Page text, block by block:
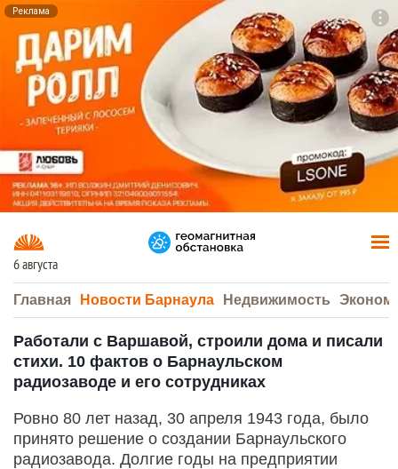
Реклама
6 августа
Главная Новости Барнаула Недвижимость
Работали с Варшавой, строили дома и писали
стихи. 10 фактов о Барнаульском
радиозаводе и его сотрудниках
Ровно 80 лет назад, 30 апреля 1943 года, было
принято решение о создании Барнаульского
радиозавода. Долгие годы на предприятии